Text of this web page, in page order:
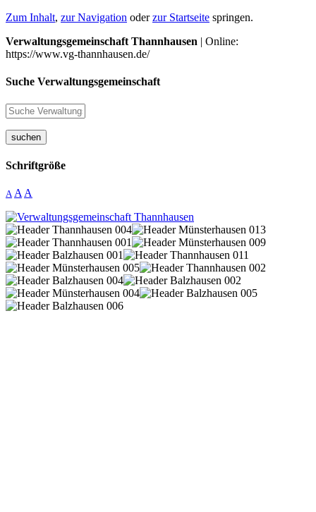
Zum Inhalt, zur Navigation oderzur Startseite springen.
Verwaltungsgemeinschaft Thannhausen | Online:
https://www.vg-thannhausen.de/
Suche Verwaltungsgemeinschaft
suchen
Schriftgröße
A A A